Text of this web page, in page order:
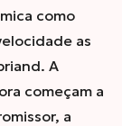
como
as
A
começam a
a